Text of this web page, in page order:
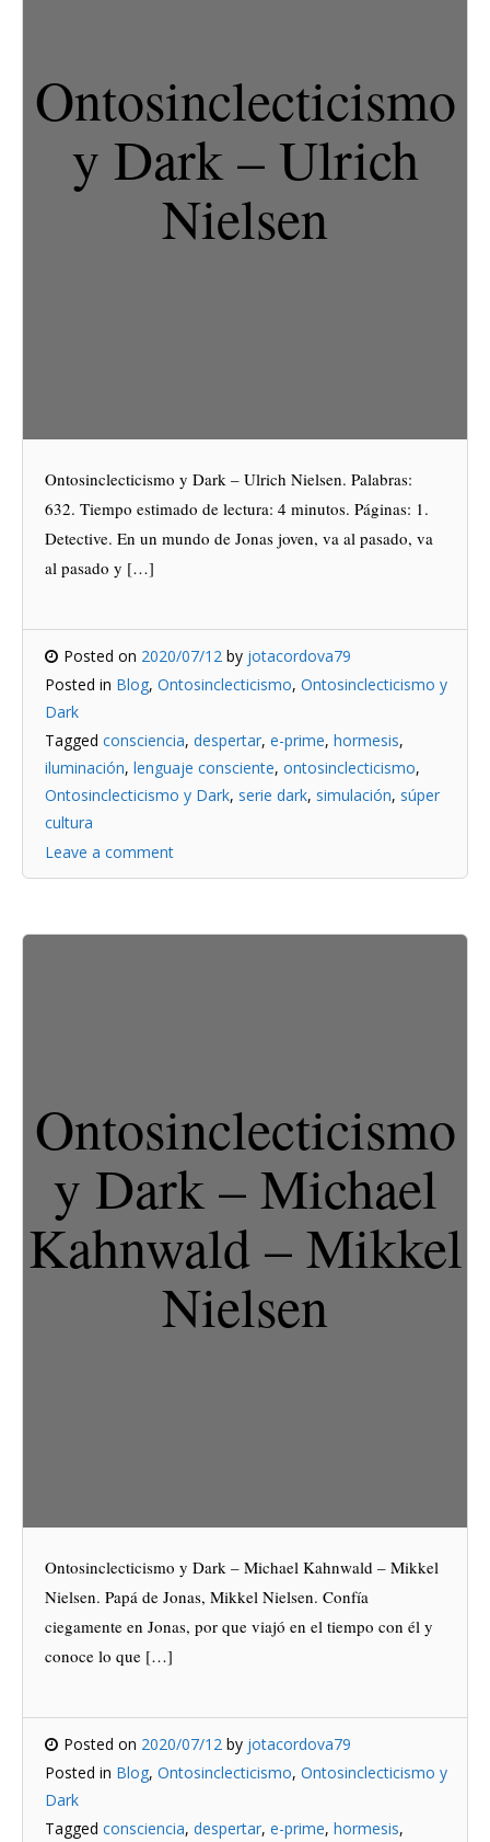
Ontosinclecticismo
y Dark – Ulrich
Nielsen
Ontosinclecticismo y Dark – Ulrich Nielsen. Palabras:
632. Tiempo estimado de lectura: 4 minutos. Páginas: 1.
Detective. En un mundo de Jonas joven, va al pasado, va
al pasado y […]
Posted on 2020/07/12 by jotacordova79
Posted in Blog, Ontosinclecticismo, Ontosinclecticismo y
Dark
Tagged consciencia, despertar, e-prime, hormesis,
iluminación, lenguaje consciente, ontosinclecticismo,
Ontosinclecticismo y Dark, serie dark, simulación, súper
cultura
Leave a comment
Ontosinclecticismo
y Dark – Michael
Kahnwald – Mikkel
Nielsen
Ontosinclecticismo y Dark – Michael Kahnwald – Mikkel
Nielsen. Papá de Jonas, Mikkel Nielsen. Confía
ciegamente en Jonas, por que viajó en el tiempo con él y
conoce lo que […]
Posted on 2020/07/12 by jotacordova79
Posted in Blog, Ontosinclecticismo, Ontosinclecticismo y
Dark
Tagged consciencia, despertar, e-prime, hormesis,